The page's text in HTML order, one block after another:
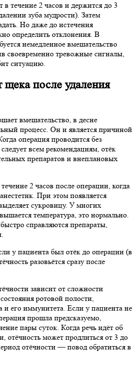
течение 2 часов и держится до 3
зуба мудрости). Затем
Но даже до истечения
определить отклонения. В
немедленное вмешательство
своевременно тревожные сигналы,
ситуацию.
щека после удаления
вмешательство, в десне
процесс. Он и является причиной
операция проводится без
всем рекомендациям, отёк
препаратов и внеплановых
2 часов после операции, когда
При этом появляется
сукровицу. У многих
температура, это нормально.
справляются препараты,
у пациента был отёк до операции (в
разовьётся сразу после
зависит от сложности
ротовой полости,
и его иммунитета. Если у пациента не
прошла предсказуемо,
пары суток. Когда речь идёт об
отёчность может продлиться от 3 до
отёчности — повод обратиться в